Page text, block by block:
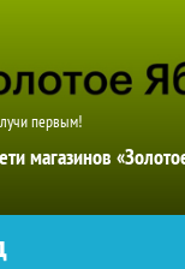
первым!
магазинов